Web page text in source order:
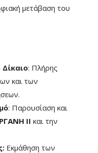
μετάβαση του
: Πλήρης
και των
: Παρουσίαση και
ΙΙ και την
Εκμάθηση των